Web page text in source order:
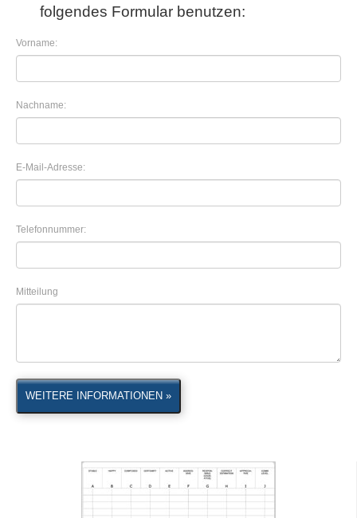
folgendes Formular benutzen:
Vorname:
Nachname:
E-Mail-Adresse:
Telefonnummer:
Mitteilung
WEITERE INFORMATIONEN »